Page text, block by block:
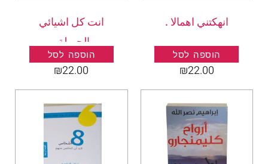
انهكتني اهمالا .
הוספה לסל
₪22.00
انت كل اشيائي
الجميلة .
הוספה לסל
₪22.00